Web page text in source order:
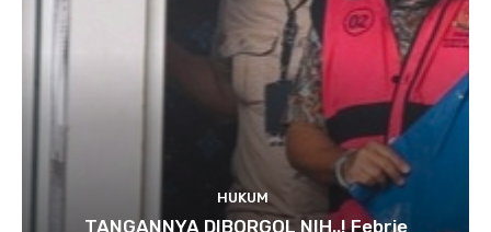
HUKUM
TANGANNYA DIBORGOL NIH..! Febrie